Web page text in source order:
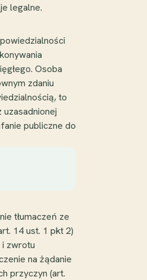
legalne.
Osoba
zdaniu
to
publiczne do
tłumaczeń ze
14 ust. 1 pkt 2)
i zwrotu
na żądanie
przyczyn (art.